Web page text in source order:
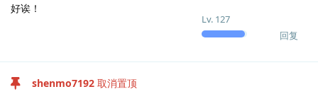
Lv. 127
好诶！
回复
shenmo7192 取消置顶